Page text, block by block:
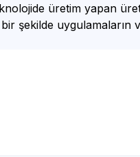
üretim yapan
şekilde uygulamaların